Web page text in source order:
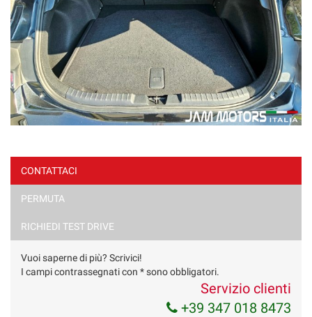
CONTATTACI
PERMUTA
RICHIEDI TEST DRIVE
Vuoi saperne di più? Scrivici!
I campi contrassegnati con * sono obbligatori.
Servizio clienti
+39 347 018 8473